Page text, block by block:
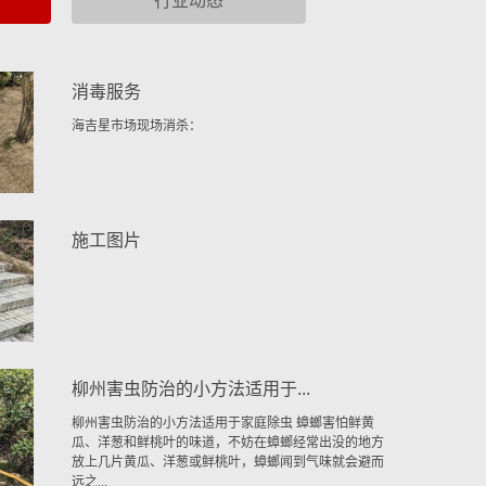
消毒服务
海吉星市场现场消杀：
施工图片
柳州害虫防治的小方法适用于...
柳州害虫防治的小方法适用于家庭除虫 蟑螂害怕鲜黄
瓜、洋葱和鲜桃叶的味道，不妨在蟑螂经常出没的地方
放上几片黄瓜、洋葱或鲜桃叶，蟑螂闻到气味就会避而
远之...